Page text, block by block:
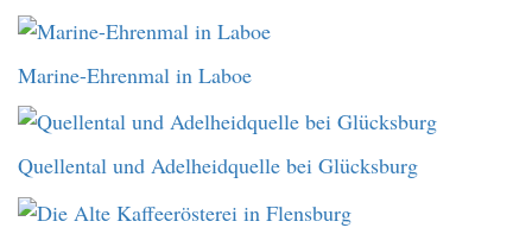
Marine-Ehrenmal in Laboe
Quellental und Adelheidquelle bei Glücksburg